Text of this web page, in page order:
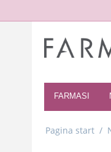
FARMASI
Pagina start /